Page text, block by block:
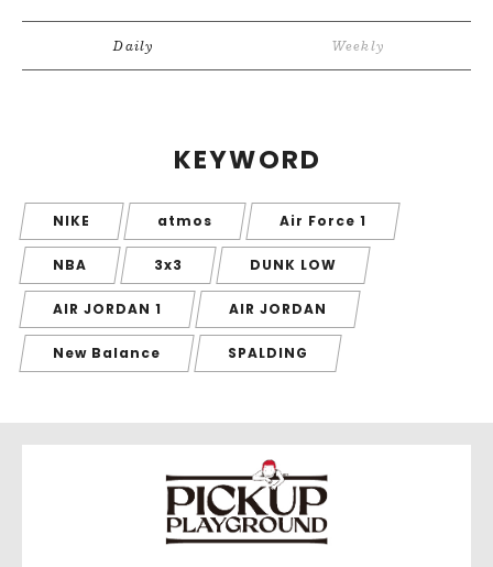
Daily Weekly
KEYWORD
NIKE atmos Air Force 1
NBA 3x3 DUNK LOW
AIR JORDAN 1 AIR JORDAN
New Balance SPALDING